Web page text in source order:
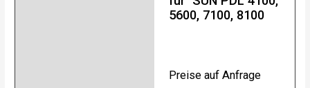
5600, 7100, 8100
Preise auf Anfrage